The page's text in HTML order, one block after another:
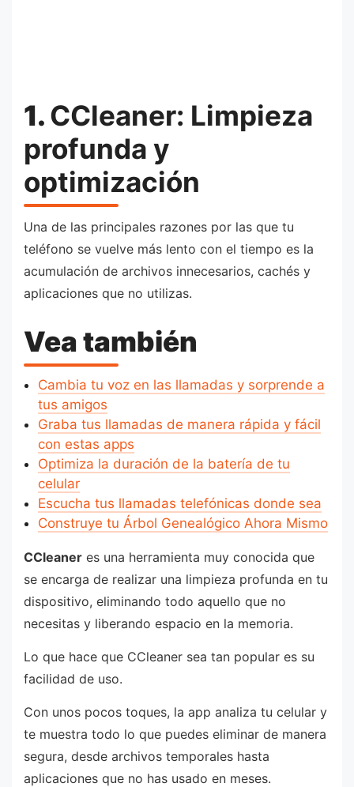
1.CCleaner: Limpieza
profunda y
optimización
Una de las principales razones por las que tu
teléfono se vuelve más lento con el tiempo es la
acumulación de archivos innecesarios, cachés y
aplicaciones que no utilizas.
Vea también
Cambia tu voz en las llamadas y sorprende a
tus amigos
Graba tus llamadas de manera rápida y fácil
con estas apps
Optimiza la duración de la batería de tu
celular
Escucha tus llamadas telefónicas donde sea
Construye tu Árbol Genealógico Ahora Mismo
CCleaner es una herramienta muy conocida que
se encarga de realizar una limpieza profunda en tu
dispositivo, eliminando todo aquello que no
necesitas y liberando espacio en la memoria.
Lo que hace que CCleaner sea tan popular es su
facilidad de uso.
Con unos pocos toques, la app analiza tu celular y
te muestra todo lo que puedes eliminar de manera
segura, desde archivos temporales hasta
aplicaciones que no has usado en meses.